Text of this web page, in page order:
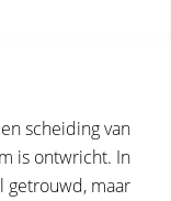
scheiding van
is ontwricht. In
getrouwd, maar